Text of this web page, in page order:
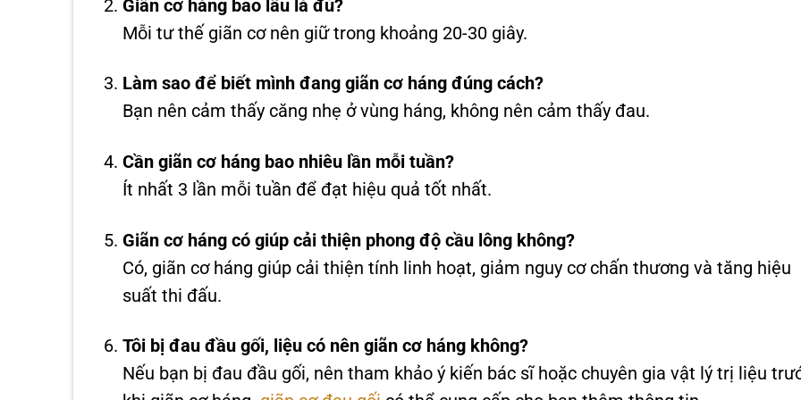
Giãn cơ háng bao lâu là đủ?
Mỗi tư thế giãn cơ nên giữ trong khoảng 20-30 giây.
Làm sao để biết mình đang giãn cơ háng đúng cách?
Bạn nên cảm thấy căng nhẹ ở vùng háng, không nên cảm thấy đau.
Cần giãn cơ háng bao nhiêu lần mỗi tuần?
Ít nhất 3 lần mỗi tuần để đạt hiệu quả tốt nhất.
Giãn cơ háng có giúp cải thiện phong độ cầu lông không?
Có, giãn cơ háng giúp cải thiện tính linh hoạt, giảm nguy cơ chấn thương và tăng hiệu
suất thi đấu.
Tôi bị đau đầu gối, liệu có nên giãn cơ háng không?
Nếu bạn bị đau đầu gối, nên tham khảo ý kiến bác sĩ hoặc chuyên gia vật lý trị liệu